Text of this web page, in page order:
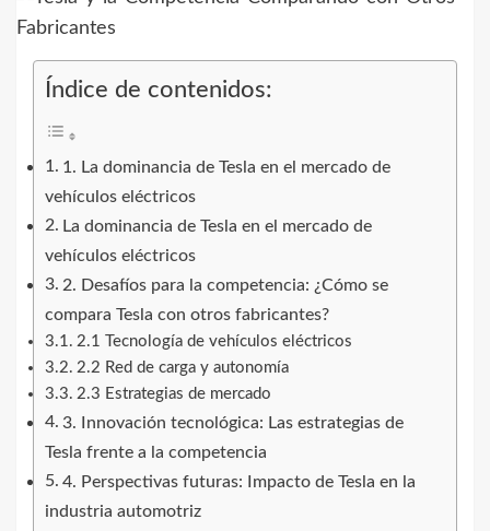
Índice de contenidos:
1. La dominancia de Tesla en el mercado de
vehículos eléctricos
La dominancia de Tesla en el mercado de
vehículos eléctricos
2. Desafíos para la competencia: ¿Cómo se
compara Tesla con otros fabricantes?
2.1 Tecnología de vehículos eléctricos
2.2 Red de carga y autonomía
2.3 Estrategias de mercado
3. Innovación tecnológica: Las estrategias de
Tesla frente a la competencia
4. Perspectivas futuras: Impacto de Tesla en la
industria automotriz